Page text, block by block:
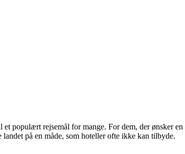
populært rejsemål for mange. For dem, der ønsker
på en måde, som hoteller ofte ikke kan tilbyde.